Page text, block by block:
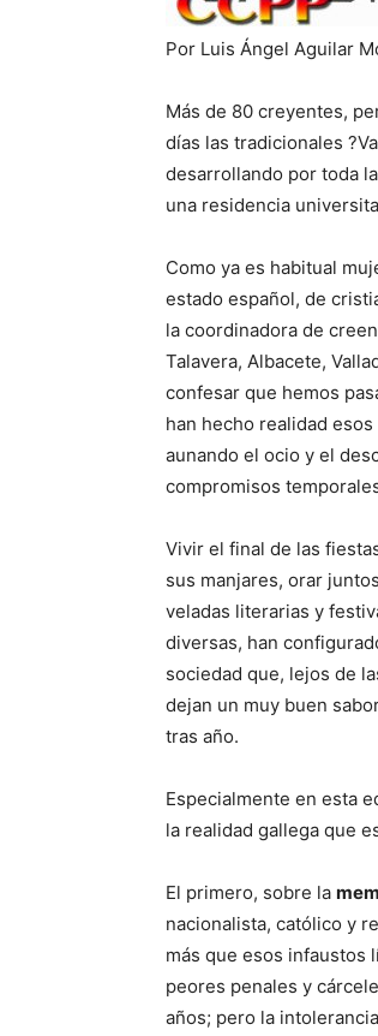
Por Luis Ángel Aguilar
Más de 80 creyentes,
días las tradicionales
desarrollando por toda
una residencia
Como ya es habitual
estado español, de
la coordinadora de
Talavera, Albacete,
confesar que hemos
han hecho realidad
aunando el ocio y el
compromisos
Vivir el final de las
sus manjares, orar
veladas literarias y
diversas, han
sociedad que, lejos de
dejan un muy buen
tras año.
Especialmente en esta
la realidad gallega que
El primero, sobre la
nacionalista, católico y
más que esos infaustos
peores penales y
años; pero la